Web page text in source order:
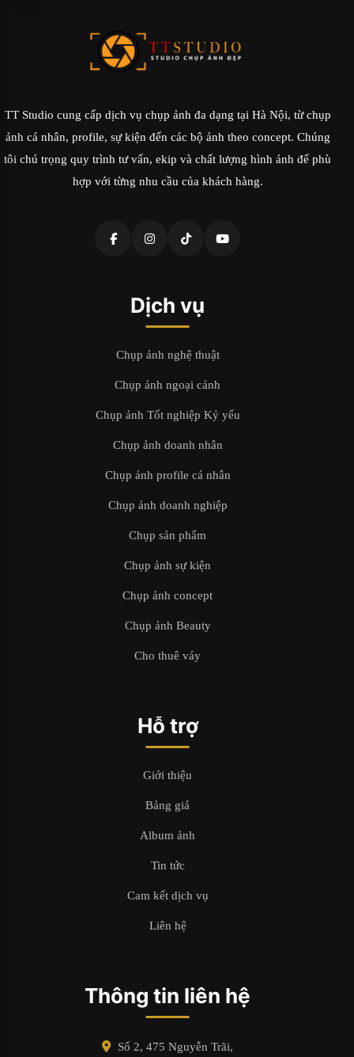
TT Studio cung cấp dịch vụ chụp ảnh đa dạng tại Hà Nội, từ chụp
ảnh cá nhân, profile, sự kiện đến các bộ ảnh theo concept. Chúng
tôi chú trọng quy trình tư vấn, ekip và chất lượng hình ảnh để phù
hợp với từng nhu cầu của khách hàng.
Dịch vụ
Chụp ảnh nghệ thuật
Chụp ảnh ngoại cảnh
Chụp ảnh Tốt nghiệp Kỷ yếu
Chụp ảnh doanh nhân
Chụp ảnh profile cá nhân
Chụp ảnh doanh nghiệp
Chụp sản phẩm
Chụp ảnh sự kiện
Chụp ảnh concept
Chụp ảnh Beauty
Cho thuê váy
Hỗ trợ
Giới thiệu
Bảng giá
Album ảnh
Tin tức
Cam kết dịch vụ
Liên hệ
Thông tin liên hệ
Số 2, 475 Nguyễn Trãi,